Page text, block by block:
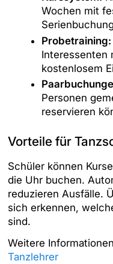
Wochen mit
Probetraining:
Interessenten
kostenlosem
Personen
reservieren
Vorteile für
Schüler können
die Uhr buchen.
reduzieren Ausfälle.
sich erkennen,
sind.
Weitere
Tanzlehrer